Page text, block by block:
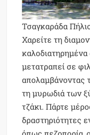
Τσαγκαράδα
Χαρείτε τη
μετατραπεί σε
απολαμβάνοντας
τη μυρωδιά των
τζάκι. Πάρτε
δραστηριότητες